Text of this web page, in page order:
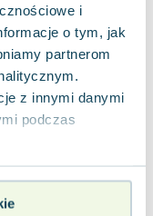
i
o tym, jak
partnerom
z innymi danymi
podczas
Do koszyka
Strażnicy
,Juann Cabal,Al Ewing
Marvel Fresh, oferuje